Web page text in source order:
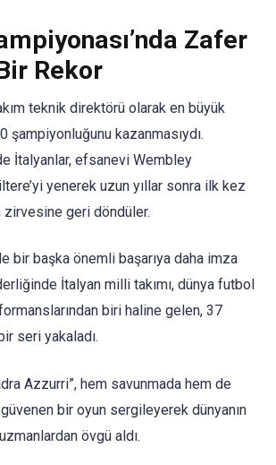
Zafer
Rekor
teknik direktörü olarak en büyük
şampiyonluğunu kazanmasıydı.
İtalyanlar, efsanevi Wembley
yenerek uzun yıllar sonra ilk kez
zirvesine geri döndüler.
bir başka önemli başarıya daha imza
İtalyan milli takımı, dünya futbol
biri haline gelen, 37
seri yakaladı.
Azzurri”, hem savunmada hem de
bir oyun sergileyerek dünyanın
övgü aldı.